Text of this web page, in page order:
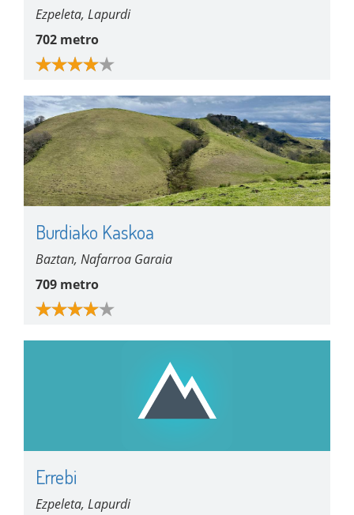
Ezpeleta, Lapurdi
702 metro
Burdiako Kaskoa
Baztan, Nafarroa Garaia
709 metro
Errebi
Ezpeleta, Lapurdi